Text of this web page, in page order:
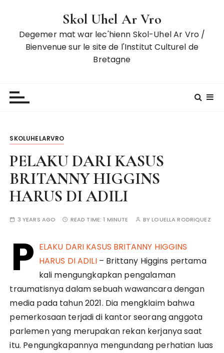
Skol Uhel Ar Vro
Degemer mat war lec'hienn Skol-Uhel Ar Vro /
Bienvenue sur le site de l'Institut Culturel de
Bretagne
SKOLUHELARVRO
PELAKU DARI KASUS
BRITANNY HIGGINS
HARUS DI ADILI
3 YEARS AGO READ TIME:1 MINUTE BYLOUELLA RODRIQUEZ
P ELAKU DARI KASUS BRITANNY HIGGINS
HARUS DI ADILI– Brittany Higgins pertama
kali mengungkapkan pengalaman
traumatisnya dalam sebuah wawancara dengan
media pada tahun 2021. Dia mengklaim bahwa
pemerkosaan terjadi di kantor seorang anggota
parlemen yang merupakan rekan kerjanya saat
itu. Pengungkapannya mengundang perhatian luas